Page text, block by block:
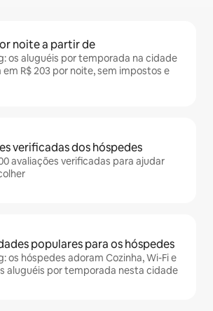
noite a partir de
os aluguéis por temporada na cidade
R$ 203 por noite, sem impostos e
verificadas dos hóspedes
avaliações verificadas para ajudar
populares para os hóspedes
os hóspedes adoram Cozinha, Wi-Fi e
aluguéis por temporada nesta cidade